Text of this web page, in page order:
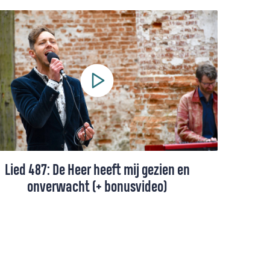
Joy Wielkens (+ toelichting). Dit lied is een
krachtig adventslied van Sytze de Vries
over hoop en verwachting. Met dringende
vragen wordt het kerstkind aangesproken:
geldt Gods belofte nog?
Lied 487: De Heer heeft mij gezien en
onverwacht (+ bonusvideo)